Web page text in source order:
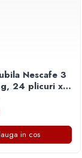
Nescafe 3
24 plicuri x
in cos